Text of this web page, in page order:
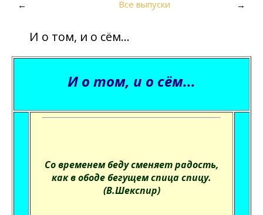
← Все выпуски →
И о том, и о сём...
И о том, и о сём...
Со временем беду сменяет радость,
как в ободе бегущем спица спицу.
(В.Шекспир)